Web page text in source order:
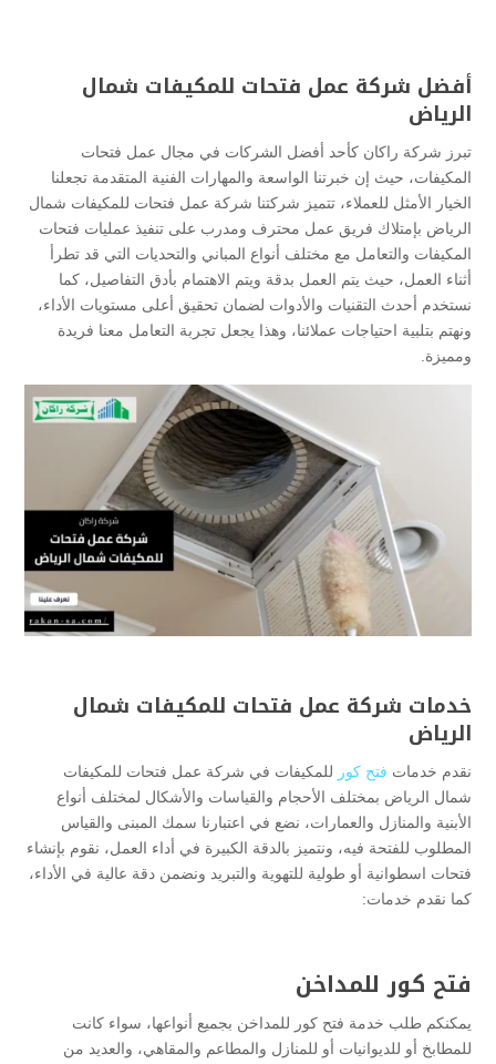
أفضل شركة عمل فتحات للمكيفات شمال
الرياض
تبرز شركة راكان كأحد أفضل الشركات في مجال عمل فتحات
المكيفات، حيث إن خبرتنا الواسعة والمهارات الفنية المتقدمة تجعلنا
الخيار الأمثل للعملاء، تتميز شركتنا شركة عمل فتحات للمكيفات شمال
الرياض بإمتلاك فريق عمل محترف ومدرب على تنفيذ عمليات فتحات
المكيفات والتعامل مع مختلف أنواع المباني والتحديات التي قد تطرأ
أثناء العمل، حيث يتم العمل بدقة ويتم الاهتمام بأدق التفاصيل، كما
نستخدم أحدث التقنيات والأدوات لضمان تحقيق أعلى مستويات الأداء،
ونهتم بتلبية احتياجات عملائنا، وهذا يجعل تجربة التعامل معنا فريدة
ومميزة.
خدمات شركة عمل فتحات للمكيفات شمال
الرياض
نقدم خدمات فتح كور للمكيفات في شركة عمل فتحات للمكيفات
شمال الرياض بمختلف الأحجام والقياسات والأشكال لمختلف أنواع
الأبنية والمنازل والعمارات، نضع في اعتبارنا سمك المبنى والقياس
المطلوب للفتحة فيه، ونتميز بالدقة الكبيرة في أداء العمل، نقوم بإنشاء
فتحات اسطوانية أو طولية للتهوية والتبريد ونضمن دقة عالية في الأداء،
كما نقدم خدمات:
فتح كور للمداخن
يمكنكم طلب خدمة فتح كور للمداخن بجميع أنواعها، سواء كانت
للمطابخ أو للديوانيات أو للمنازل والمطاعم والمقاهي، والعديد من